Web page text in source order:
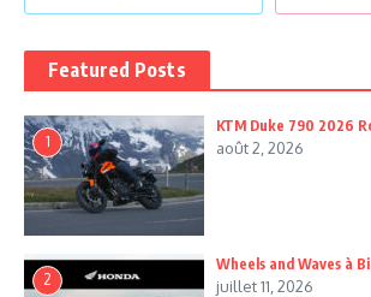
Featured Posts
1
KTM Duke 790 2026
août 2, 2026
2
Wheels and Waves à
juillet 11, 2026